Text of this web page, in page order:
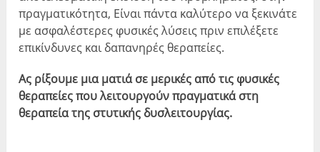
πραγματικότητα, Είναι πάντα καλύτερο να ξεκινάτε
με ασφαλέστερες φυσικές λύσεις πριν επιλέξετε
επικίνδυνες και δαπανηρές θεραπείες.
Ας ρίξουμε μια ματιά σε μερικές από τις φυσικές
θεραπείες που λειτουργούν πραγματικά στη
θεραπεία της στυτικής δυσλειτουργίας.